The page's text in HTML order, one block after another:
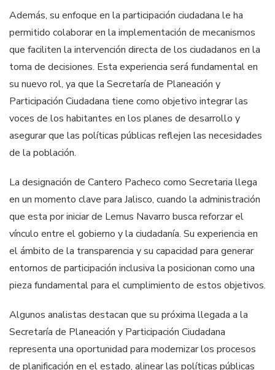
Además, su enfoque en la participación ciudadana le ha
permitido colaborar en la implementación de mecanismos
que faciliten la intervención directa de los ciudadanos en la
toma de decisiones. Esta experiencia será fundamental en
su nuevo rol, ya que la Secretaría de Planeación y
Participación Ciudadana tiene como objetivo integrar las
voces de los habitantes en los planes de desarrollo y
asegurar que las políticas públicas reflejen las necesidades
de la población.
La designación de Cantero Pacheco como Secretaria llega
en un momento clave para Jalisco, cuando la administración
que esta por iniciar de Lemus Navarro busca reforzar el
vínculo entre el gobierno y la ciudadanía. Su experiencia en
el ámbito de la transparencia y su capacidad para generar
entornos de participación inclusiva la posicionan como una
pieza fundamental para el cumplimiento de estos objetivos.
Algunos analistas destacan que su próxima llegada a la
Secretaría de Planeación y Participación Ciudadana
representa una oportunidad para modernizar los procesos
de planificación en el estado, alinear las políticas públicas